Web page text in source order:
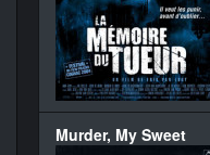
Murder, My Sweet